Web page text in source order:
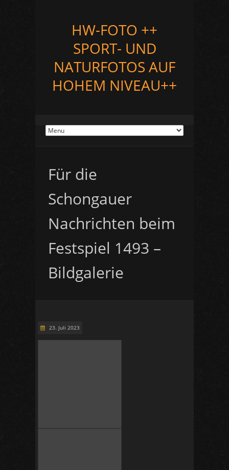
HW-FOTO ++
SPORT- UND
NATURFOTOS AUF
HOHEM NIVEAU++
Für die
Schongauer
Nachrichten beim
Festspiel 1493 –
Bildgalerie
23. Juli 2023